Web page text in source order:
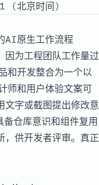
(北京时间)
AI原生工作流程
因为工程团队工作量过
开发整合为一个以
师和用户体验文案可
文字或截图提出修改意
仓库意识和组件复用
，供开发者评审。真正